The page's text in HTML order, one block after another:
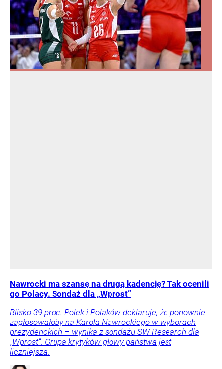
Nawrocki ma szansę na drugą kadencję? Tak ocenili
go Polacy. Sondaż dla „Wprost”
Blisko 39 proc. Polek i Polaków deklaruje, że ponownie
zagłosowałoby na Karola Nawrockiego w wyborach
prezydenckich – wynika z sondażu SW Research dla
„Wprost”. Grupa krytyków głowy państwa jest
liczniejsza.